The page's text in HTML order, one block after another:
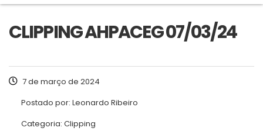
CLIPPING AHPACEG 07/03/24
7 de março de 2024
Postado por: Leonardo Ribeiro
Categoria: Clipping